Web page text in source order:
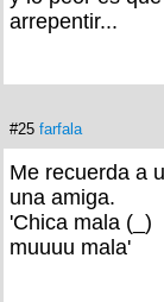
arrepentir...
#25 farfala
Me recuerda a
una amiga.
'Chica mala (_)
muuuu mala'